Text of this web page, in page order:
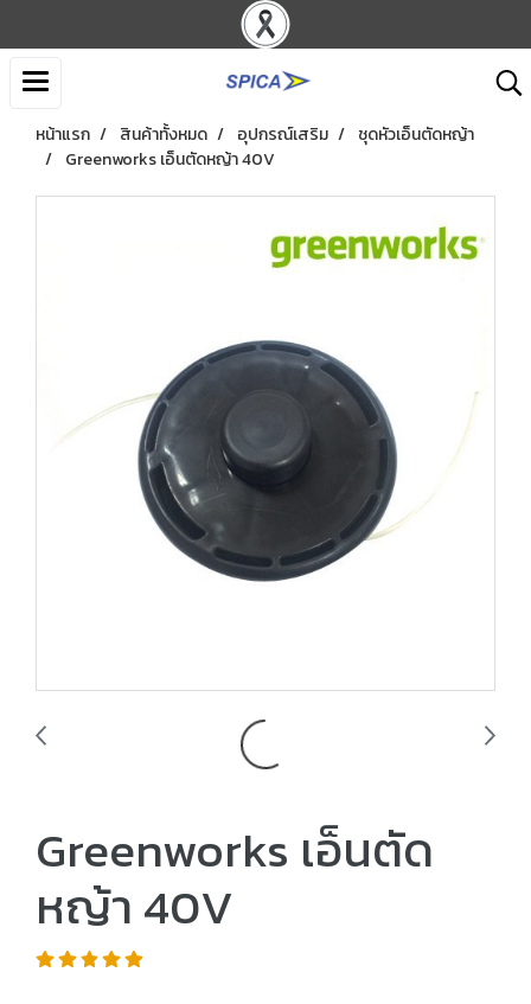
หน้าแรก สินค้าทั้งหมด อุปกรณ์เสริม
ชุดหัวเอ็นตัดหญ้า
Greenworks เอ็นตัดหญ้า 40V
Greenworks เอ็นตัด
หญ้า 40V